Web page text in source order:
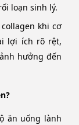
loạn sinh lý.
khi cơ
lợi ích rõ rệt,
hưởng đến
ăn uống lành